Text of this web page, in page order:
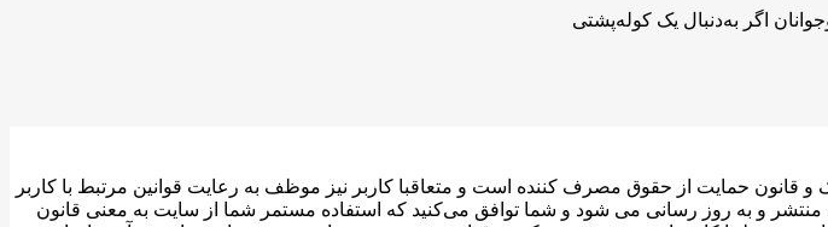
و قانون حمایت از حقوق مصرف کننده است و متعاقبا کاربر نیز موظف به رعایت قوانین مرتبط با کاربر
منتشر و به روز رسانی می شود و شما توافق می‏‌کنید که استفاده مستمر شما از سایت به معنی قانون